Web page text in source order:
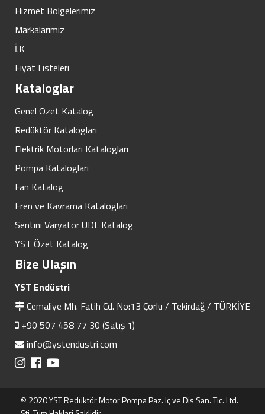
Hizmet Bölgelerimiz
Markalarımız
İ.K
Fiyat Listeleri
Kataloglar
Genel Ozet Katalog
Redüktör Katalogları
Elektrik Motorları Katalogları
Pompa Katalogları
Fan Katalog
Fren ve Kavrama Katalogları
Sentini Varyatör UDL Katalog
YST Özet Katalog
Bize Ulaşın
YST Endüstri
Cemaliye Mh. Fatih Cd. No:13 Çorlu / Tekirdağ / TÜRKİYE
+90 507 458 77 30 (Satış 1)
info@ystendustri.com
© 2020 YST Redüktör Motor Pompa Paz. Iç ve Dis San. Tic. Ltd.